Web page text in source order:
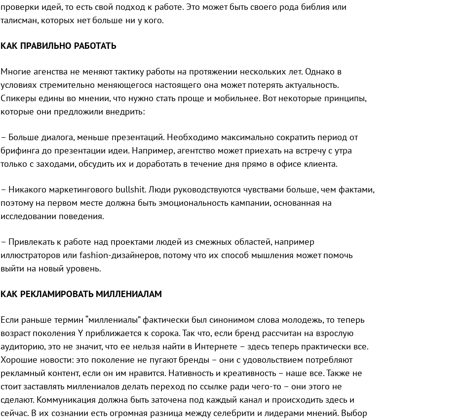
проверки идей, то есть свой подход к работе. Это может быть своего рода библия или
талисман, которых нет больше ни у кого.
КАК ПРАВИЛЬНО РАБОТАТЬ
Многие агенства не меняют тактику работы на протяжении нескольких лет. Однако в
условиях стремительно меняющегося настоящего она может потерять актуальность.
Спикеры едины во мнении, что нужно стать проще и мобильнее. Вот некоторые принципы,
которые они предложили внедрить:
– Больше диалога, меньше презентаций. Необходимо максимально сократить период от
брифинга до презентации идеи. Например, агентство может приехать на встречу с утра
только с заходами, обсудить их и доработать в течение дня прямо в офисе клиента.
– Никакого маркетингового bullshit. Люди руководствуются чувствами больше, чем фактами,
поэтому на первом месте должна быть эмоциональность кампании, основанная на
исследовании поведения.
– Привлекать к работе над проектами людей из смежных областей, например
иллюстраторов или fashion-дизайнеров, потому что их способ мышления может помочь
выйти на новый уровень.
КАК РЕКЛАМИРОВАТЬ МИЛЛЕНИАЛАМ
Если раньше термин “миллениалы” фактически был синонимом слова молодежь, то теперь
возраст поколения Y приближается к сорока. Так что, если бренд рассчитан на взрослую
аудиторию, это не значит, что ее нельзя найти в Интернете – здесь теперь практически все.
Хорошие новости: это поколение не пугают бренды – они с удовольствием потребляют
рекламный контент, если он им нравится. Нативность и креативность – наше все. Также не
стоит заставлять миллениалов делать переход по ссылке ради чего-то – они этого не
сделают. Коммуникация должна быть заточена под каждый канал и происходить здесь и
сейчас. В их сознании есть огромная разница между селебрити и лидерами мнений. Выбор